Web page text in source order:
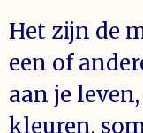
Het zijn de
een of
aan je
kleuren,